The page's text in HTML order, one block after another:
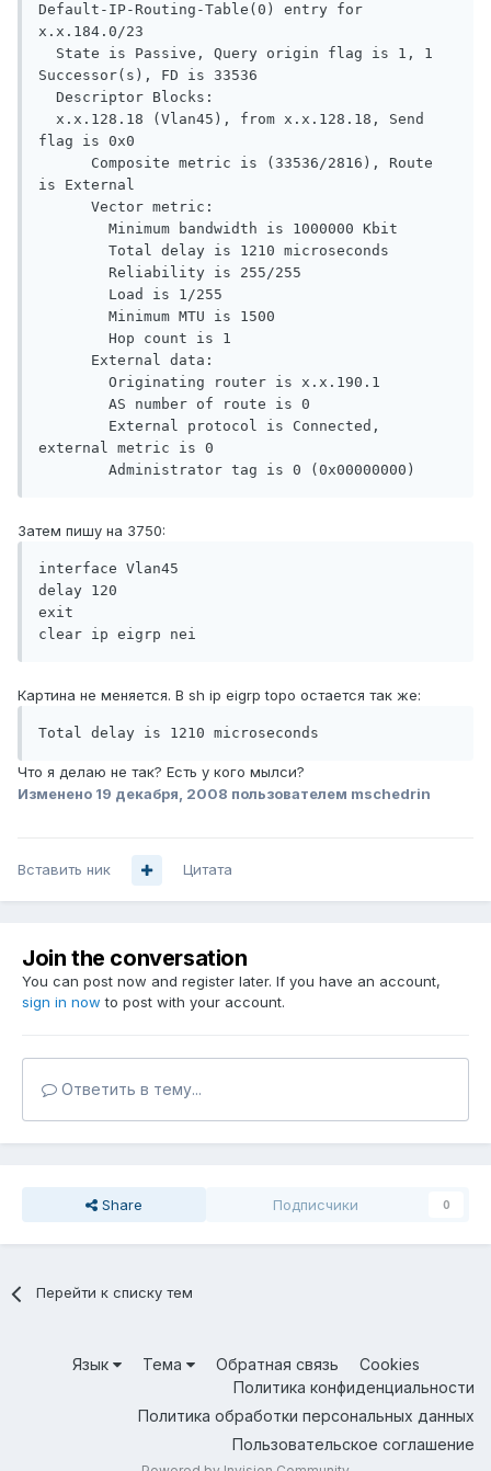
Default-IP-Routing-Table(0) entry for
x.x.184.0/23
State is Passive, Query origin flag is 1, 1
Successor(s), FD is 33536
Descriptor Blocks:
x.x.128.18 (Vlan45), from x.x.128.18, Send
flag is 0x0
Composite metric is (33536/2816), Route
is External
Vector metric:
Minimum bandwidth is 1000000 Kbit
Total delay is 1210 microseconds
Reliability is 255/255
Load is 1/255
Minimum MTU is 1500
Hop count is 1
External data:
Originating router is x.x.190.1
AS number of route is 0
External protocol is Connected,
external metric is 0
Administrator tag is 0 (0x00000000)
Затем пишу на 3750:
interface Vlan45
delay 120
exit
clear ip eigrp nei
Картина не меняется. В sh ip eigrp topo остается так же:
Total delay is 1210 microseconds
Что я делаю не так? Есть у кого мылси?
Изменено 19 декабря, 2008 пользователем mschedrin
Вставить ник Цитата
Join the conversation
You can post now and register later. If you have an account,
sign in now to post with your account.
Ответить в тему...
Share Подписчики 0
Перейти к списку тем
Язык Тема Обратная связь
Cookies
Политика конфиденциальности
Политика обработки персональных данных
Пользовательское соглашение